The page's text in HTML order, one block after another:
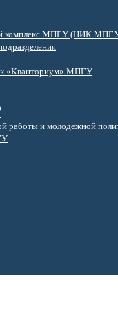
комплекс МПГУ (НИК
«Кванториум» МПГУ
работы и молодежной